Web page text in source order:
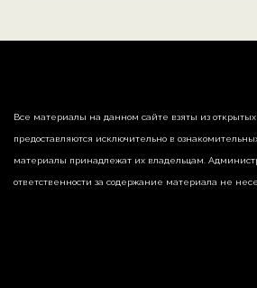
Все материалы на данном сайте взяты из открытых
предоставляются исключительно в
материалы принадлежат их владельцам.
ответственности за содержание материала не